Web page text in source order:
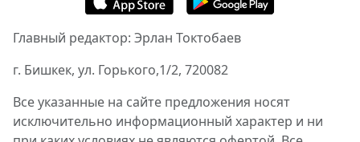
Главный редактор: Эрлан Токтобаев
г. Бишкек, ул. Горького,1/2, 720082
Все указанные на сайте предложения носят
исключительно информационный характер и ни